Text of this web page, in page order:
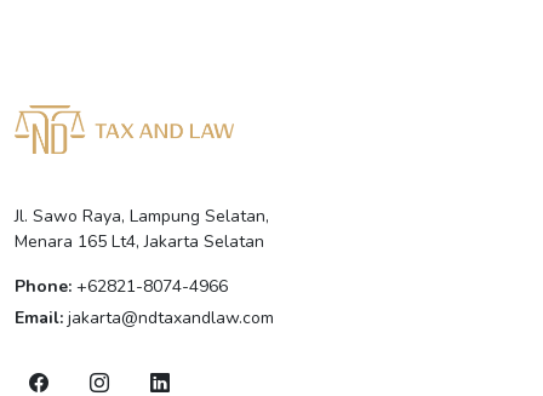
Jl. Sawo Raya, Lampung Selatan,
Menara 165 Lt4, Jakarta Selatan
Phone: +62821-8074-4966
Email: jakarta@ndtaxandlaw.com